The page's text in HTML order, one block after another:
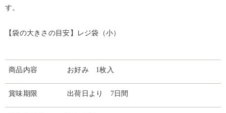
す。
【袋の大きさの目安】レジ袋（小）
商品内容 お好み 1枚入
賞味期限 出荷日より 7日間